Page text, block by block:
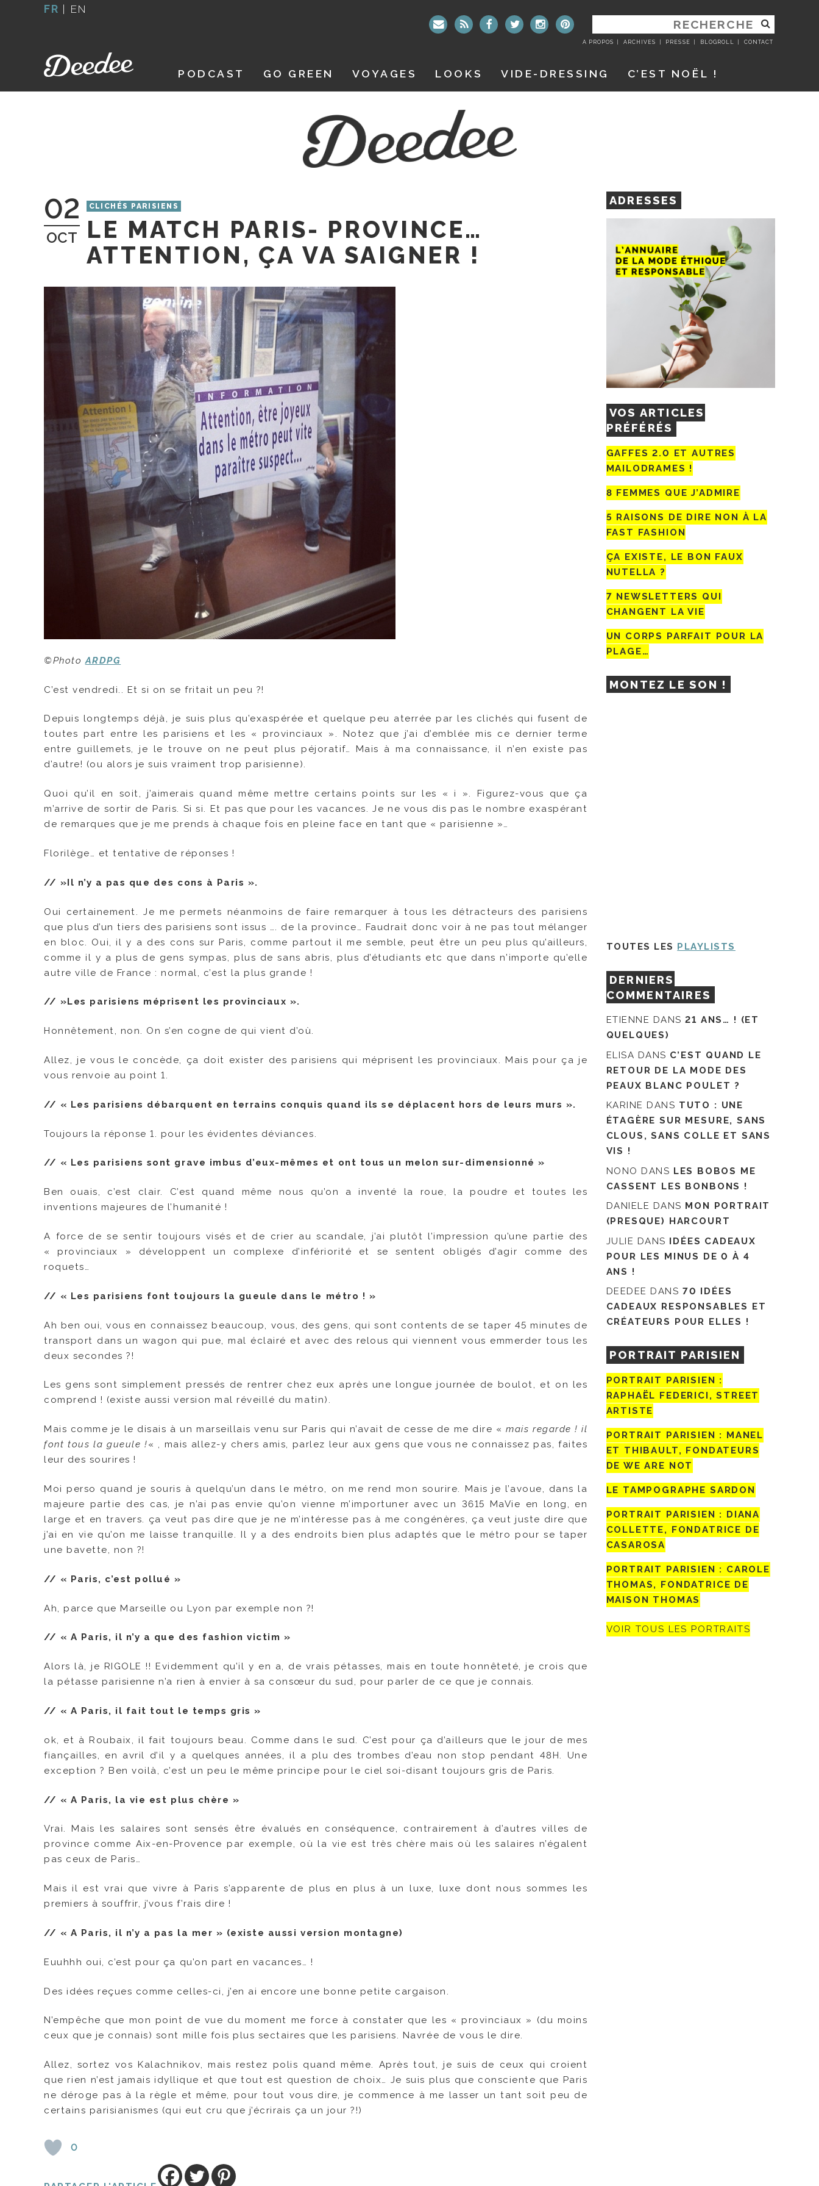
FR | EN
RECHERCHER
:
A PROPOS ARCHIVES PRESSE BLOGROLL CONTACT
PODCAST GO GREEN VOYAGES LOOKS VIDE-DRESSING C’EST NOËL !
02
OCT
CLICHÉS PARISIENS
LE MATCH PARIS- PROVINCE…
ATTENTION, ÇA VA SAIGNER !
©PhotoARDPG
C’est vendredi.. Et si on se fritait un peu ?!
Depuis longtemps déjà, je suis plus qu’exaspérée et quelque peu aterrée par les clichés qui fusent de
toutes part entre les parisiens et les « provinciaux ». Notez que j’ai d’emblée mis ce dernier terme
entre guillemets, je le trouve on ne peut plus péjoratif… Mais à ma connaissance, il n’en existe pas
d’autre! (ou alors je suis vraiment trop parisienne).
Quoi qu’il en soit, j’aimerais quand même mettre certains points sur les « i ». Figurez-vous que ça
m’arrive de sortir de Paris. Si si. Et pas que pour les vacances. Je ne vous dis pas le nombre exaspérant
de remarques que je me prends à chaque fois en pleine face en tant que « parisienne »…
Florilège… et tentative de réponses !
// »Il n’y a pas que des cons à Paris ».
Oui certainement. Je me permets néanmoins de faire remarquer à tous les détracteurs des parisiens
que plus d’un tiers des parisiens sont issus …. de la province… Faudrait donc voir à ne pas tout mélanger
en bloc. Oui, il y a des cons sur Paris, comme partout il me semble, peut être un peu plus qu’ailleurs,
comme il y a plus de gens sympas, plus de sans abris, plus d’étudiants etc que dans n’importe qu’elle
autre ville de France : normal, c’est la plus grande !
// »Les parisiens méprisent les provinciaux ».
Honnêtement, non. On s’en cogne de qui vient d’où.
Allez, je vous le concède, ça doit exister des parisiens qui méprisent les provinciaux. Mais pour ça je
vous renvoie au point 1.
// « Les parisiens débarquent en terrains conquis quand ils se déplacent hors de leurs murs ».
Toujours la réponse 1. pour les évidentes déviances.
// « Les parisiens sont grave imbus d’eux-mêmes et ont tous un melon sur-dimensionné »
Ben ouais, c’est clair. C’est quand même nous qu’on a inventé la roue, la poudre et toutes les
inventions majeures de l’humanité !
A force de se sentir toujours visés et de crier au scandale, j’ai plutôt l’impression qu’une partie des
« provinciaux » développent un complexe d’infériorité et se sentent obligés d’agir comme des
roquets…
// « Les parisiens font toujours la gueule dans le métro ! »
Ah ben oui, vous en connaissez beaucoup, vous, des gens, qui sont contents de se taper 45 minutes de
transport dans un wagon qui pue, mal éclairé et avec des relous qui viennent vous emmerder tous les
deux secondes ?!
Les gens sont simplement pressés de rentrer chez eux après une longue journée de boulot, et on les
comprend ! (existe aussi version mal réveillé du matin).
Mais comme je le disais à un marseillais venu sur Paris qui n’avait de cesse de me dire «mais regarde ! il
font tous la gueule !« , mais allez-y chers amis, parlez leur aux gens que vous ne connaissez pas, faites
leur des sourires !
Moi perso quand je souris à quelqu’un dans le métro, on me rend mon sourire. Mais je l’avoue, dans la
majeure partie des cas, je n’ai pas envie qu’on vienne m’importuner avec un 3615 MaVie en long, en
large et en travers. ça veut pas dire que je ne m’intéresse pas à me congénères, ça veut juste dire que
j’ai en vie qu’on me laisse tranquille. Il y a des endroits bien plus adaptés que le métro pour se taper
une bavette, non ?!
// « Paris, c’est pollué »
Ah, parce que Marseille ou Lyon par exemple non ?!
// « A Paris, il n’y a que des fashion victim »
Alors là, je RIGOLE !! Evidemment qu’il y en a, de vrais pétasses, mais en toute honnêteté, je crois que
la pétasse parisienne n’a rien à envier à sa consœur du sud, pour parler de ce que je connais.
// « A Paris, il fait tout le temps gris »
ok, et à Roubaix, il fait toujours beau. Comme dans le sud. C’est pour ça d’ailleurs que le jour de mes
fiançailles, en avril d’il y a quelques années, il a plu des trombes d’eau non stop pendant 48H. Une
exception ? Ben voilà, c’est un peu le même principe pour le ciel soi-disant toujours gris de Paris.
// « A Paris, la vie est plus chère »
Vrai. Mais les salaires sont sensés être évalués en conséquence, contrairement à d’autres villes de
province comme Aix-en-Provence par exemple, où la vie est très chère mais où les salaires n’égalent
pas ceux de Paris…
Mais il est vrai que vivre à Paris s’apparente de plus en plus à un luxe, luxe dont nous sommes les
premiers à souffrir, j’vous f’rais dire !
// « A Paris, il n’y a pas la mer » (existe aussi version montagne)
Euuhhh oui, c’est pour ça qu’on part en vacances… !
Des idées reçues comme celles-ci, j’en ai encore une bonne petite cargaison.
N’empêche que mon point de vue du moment me force à constater que les « provinciaux » (du moins
ceux que je connais) sont mille fois plus sectaires que les parisiens. Navrée de vous le dire.
Allez, sortez vos Kalachnikov, mais restez polis quand même. Après tout, je suis de ceux qui croient
que rien n’est jamais idyllique et que tout est question de choix… Je suis plus que consciente que Paris
ne déroge pas à la règle et même, pour tout vous dire, je commence à me lasser un tant soit peu de
certains parisianismes (qui eut cru que j’écrirais ça un jour ?!)
0
ADRESSES
VOS ARTICLES
PRÉFÉRÉS
GAFFES 2.0 ET AUTRES
MAILODRAMES !
8 FEMMES QUE J’ADMIRE
5 RAISONS DE DIRE NON À LA
FAST FASHION
ÇA EXISTE, LE BON FAUX
NUTELLA ?
7 NEWSLETTERS QUI
CHANGENT LA VIE
UN CORPS PARFAIT POUR LA
PLAGE…
MONTEZ LE SON !
TOUTES LES PLAYLISTS
DERNIERS
COMMENTAIRES
ETIENNE DANS21 ANS… ! (ET
QUELQUES)
ELISA DANS C’EST QUAND LE
RETOUR DE LA MODE DES
PEAUX BLANC POULET ?
KARINE DANS TUTO : UNE
ÉTAGÈRE SUR MESURE, SANS
CLOUS, SANS COLLE ET SANS
VIS !
NONO DANS LES BOBOS ME
CASSENT LES BONBONS !
DANIELE DANS MON PORTRAIT
(PRESQUE) HARCOURT
JULIE DANS IDÉES CADEAUX
POUR LES MINUS DE 0 À 4
ANS !
DEEDEE DANS 70 IDÉES
CADEAUX RESPONSABLES ET
CRÉATEURS POUR ELLES !
PORTRAIT PARISIEN
PORTRAIT PARISIEN :
RAPHAËL FEDERICI, STREET
ARTISTE
PORTRAIT PARISIEN : MANEL
ET THIBAULT, FONDATEURS
DE WE ARE NOT
LE TAMPOGRAPHE SARDON
PORTRAIT PARISIEN : DIANA
COLLETTE, FONDATRICE DE
CASAROSA
PORTRAIT PARISIEN : CAROLE
THOMAS, FONDATRICE DE
MAISON THOMAS
VOIR TOUS LES PORTRAITS